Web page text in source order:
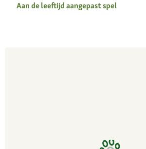
Aan de leeftijd aangepast spel